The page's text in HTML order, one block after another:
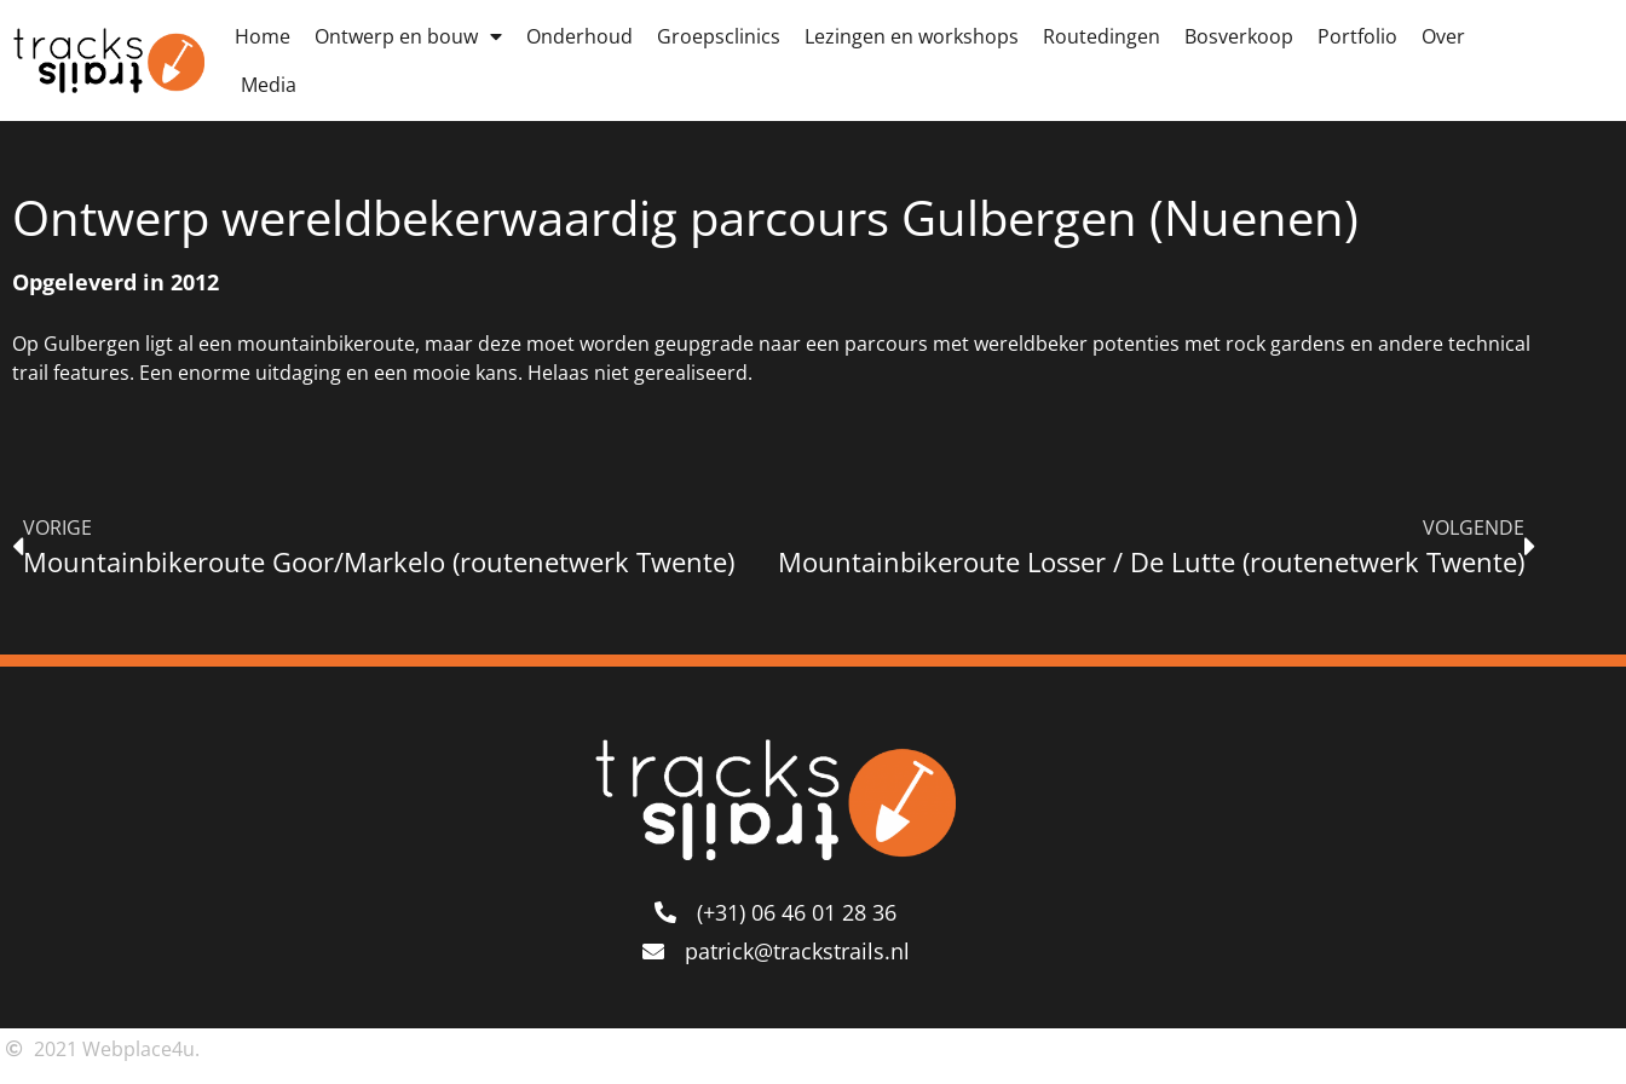
Home Ontwerp en bouw Onderhoud Groepsclinics Lezingen en workshops Routedingen Bosverkoop Portfolio
Over
Media
Ontwerp wereldbekerwaardig parcours Gulbergen (Nuenen)
Opgeleverd in 2012
Op Gulbergen ligt al een mountainbikeroute, maar deze moet worden geupgrade naar een parcours met wereldbeker potenties met rock gardens en andere technical
trail features. Een enorme uitdaging en een mooie kans. Helaas niet gerealiseerd.
VORIGE
Mountainbikeroute Goor/Markelo (routenetwerk Twente)
VOLGENDE
Mountainbikeroute Losser / De Lutte (routenetwerk Twente)
(+31) 06 46 01 28 36
patrick@trackstrails.nl
2021 Webplace4u.